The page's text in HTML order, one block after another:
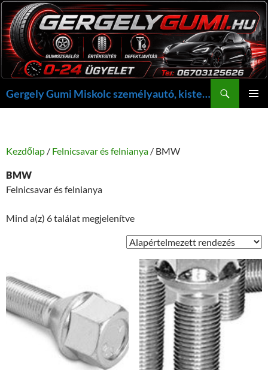
Kilépés
a
tartalomba
Gergely Gumi Miskolc személyautó, kisteherautó gumi szerelés javítás +36703125626 NON-STOP ügyelet, gergelygumi@gergelygumi.hu
Kezdőlap / Felnicsavar és felnianya / BMW
BMW
Felnicsavar és felnianya
Mind a(z) 6 találat megjelenítve